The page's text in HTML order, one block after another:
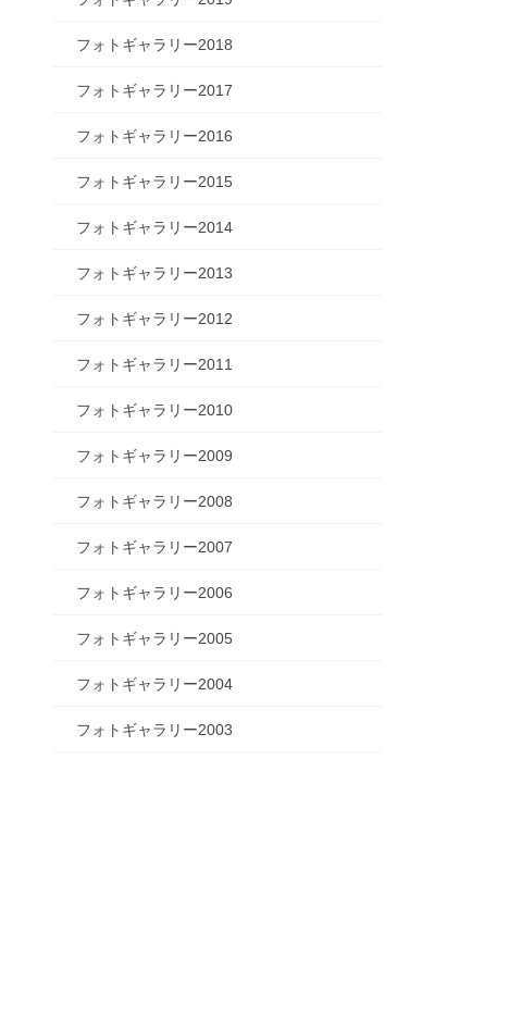
フォトギャラリー2018
フォトギャラリー2017
フォトギャラリー2016
フォトギャラリー2015
フォトギャラリー2014
フォトギャラリー2013
フォトギャラリー2012
フォトギャラリー2011
フォトギャラリー2010
フォトギャラリー2009
フォトギャラリー2008
フォトギャラリー2007
フォトギャラリー2006
フォトギャラリー2005
フォトギャラリー2004
フォトギャラリー2003